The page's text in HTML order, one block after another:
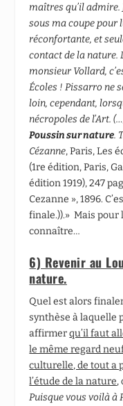
maîtres qu’il
sous ma coupe pour
réconfortante, et
contact de la nature.
monsieur Vollard,
Écoles ! Pissarro ne
loin, cependant,
nécropoles de l’Art.
Poussin sur nature.
Cézanne, Paris, Les
(1re édition, Paris,
édition 1919), 247
Cezanne », 1896.
finale.)).» Mais
connaître…
6) Revenir au
nature.
Quel est alors
synthèse à laquelle
affirmerqu’il faut
le même regard
culturelle, de tout a
l’étude de la nature,
Puisque vous voilà à